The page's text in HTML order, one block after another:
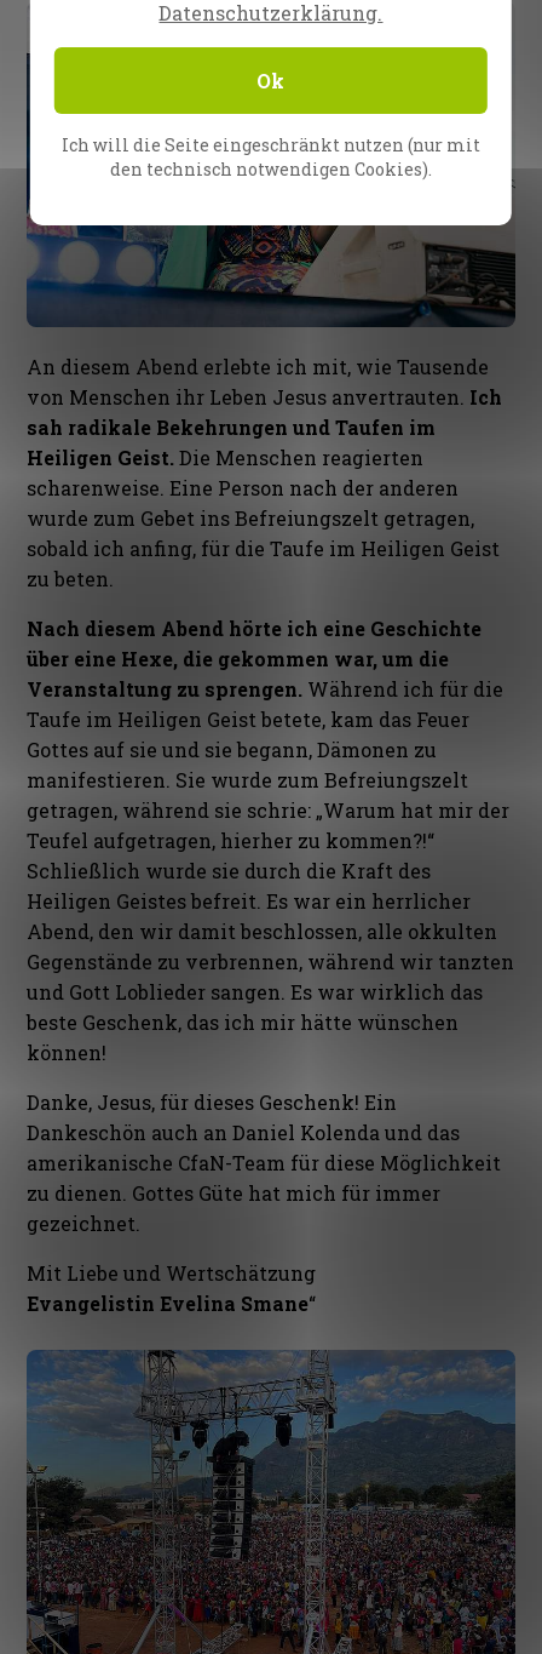
An diesem Abend erlebte ich mit, wie Tausende
von Menschen ihr Leben Jesus anvertrauten. Ich
sah radikale Bekehrungen und Taufen im
Heiligen Geist.Die Menschen reagierten
scharenweise. Eine Person nach der anderen
wurde zum Gebet ins Befreiungszelt getragen,
sobald ich anfing, für die Taufe im Heiligen Geist
zu beten.
Nach diesem Abend hörte ich eine Geschichte
über eine Hexe, die gekommen war, um die
Veranstaltung zu sprengen. Während ich für die
Taufe im Heiligen Geist betete, kam das Feuer
Gottes auf sie und sie begann, Dämonen zu
manifestieren. Sie wurde zum Befreiungszelt
getragen, während sie schrie: „Warum hat mir der
Teufel aufgetragen, hierher zu kommen?!“
Schließlich wurde sie durch die Kraft des
Heiligen Geistes befreit. Es war ein herrlicher
Abend, den wir damit beschlossen, alle okkulten
Gegenstände zu verbrennen, während wir tanzten
und Gott Loblieder sangen. Es war wirklich das
beste Geschenk, das ich mir hätte wünschen
können!
Danke, Jesus, für dieses Geschenk! Ein
Dankeschön auch an Daniel Kolenda und das
amerikanische CfaN-Team für diese Möglichkeit
zu dienen. Gottes Güte hat mich für immer
gezeichnet.
Mit Liebe und Wertschätzung
Evangelistin Evelina Smane“
Datenschutzerklärung.
Ok
Ich will die Seite eingeschränkt nutzen (nur mit
den technisch notwendigen Cookies).